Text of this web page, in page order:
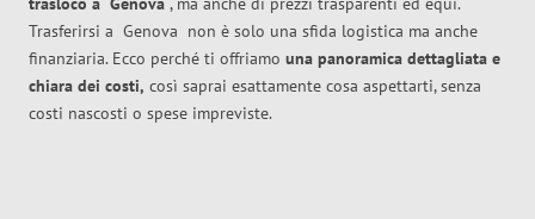
Trasferirsi a Genova non è solo una sfida logistica ma anche
finanziaria. Ecco perché ti offriamo una panoramica dettagliata e
chiara dei costi, così saprai esattamente cosa aspettarti, senza
costi nascosti o spese impreviste.